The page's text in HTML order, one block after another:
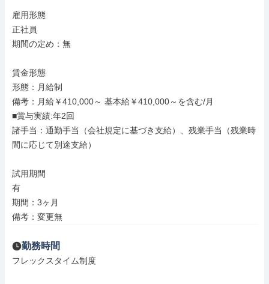
雇用形態
正社員
期間の定め：無
賃金形態
形態：月給制
備考：月給￥410,000～ 基本給￥410,000～を含む/月
■賞与実績:年2回
諸手当：通勤手当（会社規定に基づき支給）、残業手当（残業時
間に応じて別途支給）
試用期間
有
期間：3ヶ月
備考：変更無
勤務時間
フレックスタイム制度